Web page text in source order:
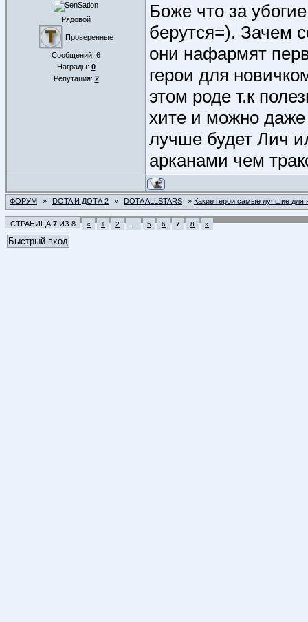
Рядовой
Проверенные
Сообщений: 6
Награды: 0
Репутация: 2
Боже что за
берутся=). Зачем
они нафармят
герои для
этом роде т.к
хите и можно
лучше будет Лич
арканами чем
ФОРУМ » DOTA И ДОТА 2 » DOTA ALLSTARS » Какие герои самые лучшие для
СТРАНИЦА 7 ИЗ 8 « 1 2 5 6 7 8 »